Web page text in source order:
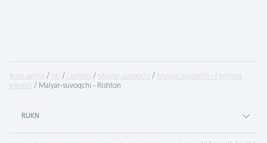
Bosh sahifa Ish Qurilish Malyar-suvoqchi
Malyar-suvoqchi - Farg‘ona
viloyati
Malyar-suvoqchi - Rishton
RUKN